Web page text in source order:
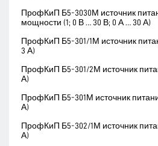
ПрофКиП Б5-3030М источник
мощности (1; 0 В … 30 В; 0 А … 30 А)
ПрофКиП Б5-301/1М источник
3 А)
ПрофКиП Б5-301/2М источник
А)
ПрофКиП Б5-301М источник
А)
ПрофКиП Б5-302/1М источник
А)